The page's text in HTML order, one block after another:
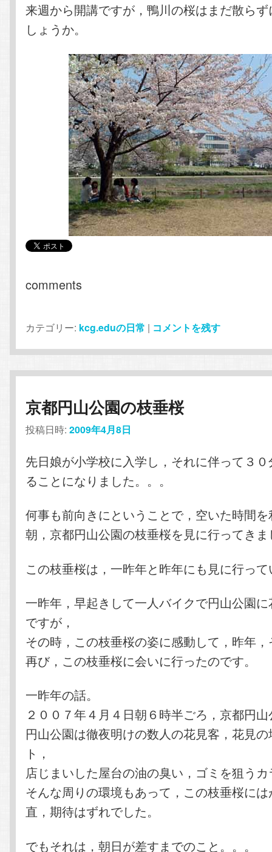
来週から開講ですが，鴨川の桜はまだ散ら
しょうか。
comments
カテゴリー: kcg.eduの日常 | コメントを残す
京都円山公園の枝垂桜
投稿日時:2009年4月8日
先日娘が小学校に入学し，それに伴って３
ることになりました。。。
何事も前向きにということで，空いた時間
朝，京都円山公園の枝垂桜を見に行ってき
この枝垂桜は，一昨年と昨年にも見に行っ
一昨年，早起きして一人バイクで円山公園
ですが，
その時，この枝垂桜の姿に感動して，昨年
再び，この枝垂桜に会いに行ったのです。
一昨年の話。
２００７年４月４日朝６時半ごろ，京都円
円山公園は徹夜明けの数人の花見客，花見
ト，
店じまいした屋台の油の臭い，ゴミを狙う
そんな周りの環境もあって，この枝垂桜に
直，期待はずれでした。
でもそれは，朝日が差すまでのこと。。。